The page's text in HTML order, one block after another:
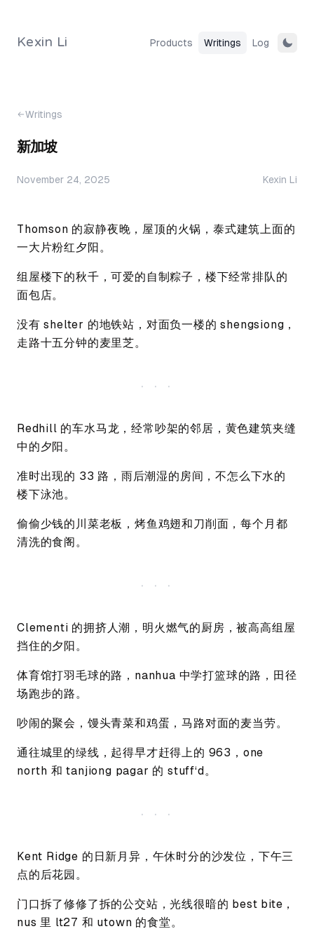
Kexin Li Products Writings Log
Writings
新加坡
November 24, 2025 Kexin Li
Thomson 的寂静夜晚，屋顶的火锅，泰式建筑上面的
一大片粉红夕阳。
组屋楼下的秋千，可爱的自制粽子，楼下经常排队的
面包店。
没有 shelter 的地铁站，对面负一楼的 shengsiong，
走路十五分钟的麦里芝。
Redhill 的车水马龙，经常吵架的邻居，黄色建筑夹缝
中的夕阳。
准时出现的 33 路，雨后潮湿的房间，不怎么下水的
楼下泳池。
偷偷少钱的川菜老板，烤鱼鸡翅和刀削面，每个月都
清洗的食阁。
Clementi 的拥挤人潮，明火燃气的厨房，被高高组屋
挡住的夕阳。
体育馆打羽毛球的路，nanhua 中学打篮球的路，田径
场跑步的路。
吵闹的聚会，馒头青菜和鸡蛋，马路对面的麦当劳。
通往城里的绿线，起得早才赶得上的 963，one
north 和 tanjiong pagar 的 stuff‘d。
Kent Ridge 的日新月异，午休时分的沙发位，下午三
点的后花园。
门口拆了修修了拆的公交站，光线很暗的 best bite，
nus 里 lt27 和 utown 的食堂。